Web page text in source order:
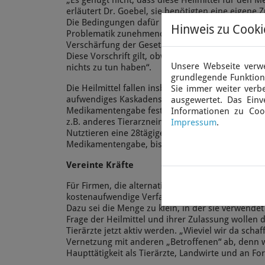
erläutert Dr. Goebel, sie benötigten eine eigene
Die Bedingungen dafür verschärften sich ständig.
Problematik zunehmender Antibiotikaresistenzen
Verschärfung der Gesetze sind dann auch die
Diese Vorschrift gilt, obwohl diese Heilmittel mit
nichts zu tun haben“.
Die Heilmittel fallen insbesondere bei
aufwendiges Kaskadensystem. Es legt eine
Medikamentengabe fest, wenn es kein
z.B. anderes Tierarzneimittel genommen werden.
Nutztieren eine 28tägige Wartezeit, die
Medikamentengabe, bis die Tiere verzehrt
Vereinte Kräfte
Für Firmen, die alternative Heilmittel herstellen,
kostenaufwendige Verfahren für die Zulassung
Dazu sei die Menge zu klein, in der sie
Frage der Heilmittel und ihrer Zulassung wollen
Tierärzte jetzt aktiv werden. „Wieviel wir da
Vernetzung mit anderen „Betroffenen“ ab, denn
Haupttätigkeit als Tierärzte, Landwirte und an
Hinweis zu
Unsere Webseite
grundlegende
Sie immer weiter
ausgewertet. Das
Informationen zu
Impressum.